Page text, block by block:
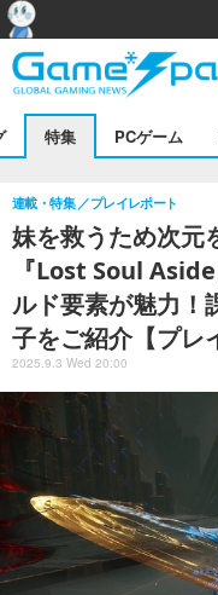
特集 PCゲーム
妹を救うため次元
『Lost Soul
ルド要素が魅力！
子をご紹介【プレ
連載・特集 プレイレポート
2025.9.3 Wed 20:00